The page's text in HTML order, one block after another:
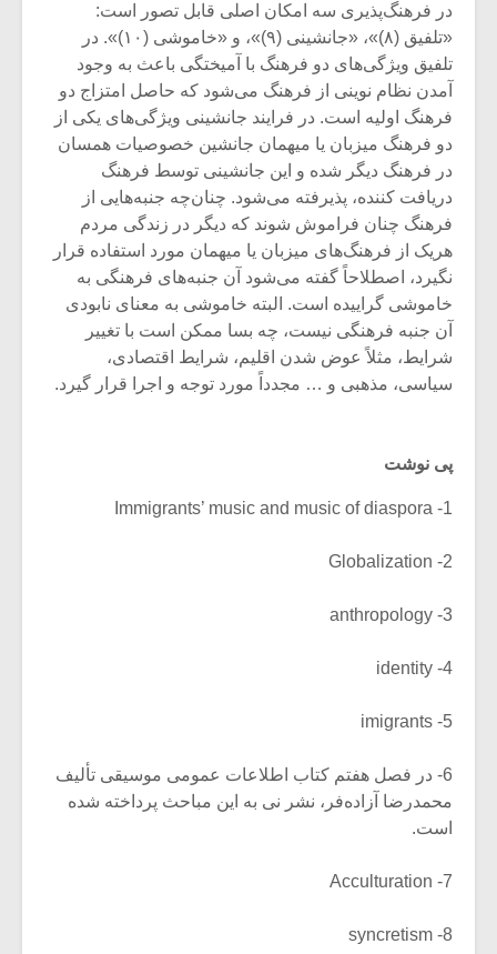
در فرهنگ‌پذیری سه امکان اصلی قابل تصور است:
«تلفیق (۸)»، «جانشینی (۹)»، و «خاموشی (۱۰)». در
تلفیق ویژگی‌های دو فرهنگ با آمیختگی باعث به وجود
آمدن نظام نوینی از فرهنگ می‌شود که حاصل امتزاج دو
فرهنگ اولیه است. در فرایند جانشینی ویژگی‌های یکی از
دو فرهنگ میزبان یا میهمان جانشین خصوصیات همسان
در فرهنگ دیگر شده و این جانشینی توسط فرهنگ
دریافت کننده، پذیرفته می‌شود. چنان‌چه جنبه‌هایی از
فرهنگ چنان فراموش شوند که دیگر در زندگی مردم
هریک از فرهنگ‌های میزبان یا میهمان مورد استفاده قرار
نگیرد، اصطلاحاً گفته می‌شود آن جنبه‌های فرهنگی به
خاموشی گراییده است. البته خاموشی به معنای نابودی
آن جنبه فرهنگی نیست، چه بسا ممکن است با تغییر
شرایط، مثلاً عوض شدن اقلیم، شرایط اقتصادی،
سیاسی، مذهبی و … مجدداً مورد توجه و اجرا قرار گیرد.
پی نوشت
1- Immigrants’ music and music of diaspora
2- Globalization
3- anthropology
4- identity
5- imigrants
6- در فصل هفتم کتاب اطلاعات عمومی موسیقی تألیف
محمدرضا آزاده‌فر، نشر نی به این مباحث پرداخته شده
است.
7- Acculturation
8- syncretism